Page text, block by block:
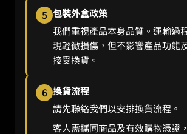
5 包裝外盒政策
我們重視產品本身品質。運輸過
現輕微損傷，但不影響產品功能
接受換貨。
6 換貨流程
請先聯絡我們以安排換貨流程。
客人需攜同商品及有效購物憑證